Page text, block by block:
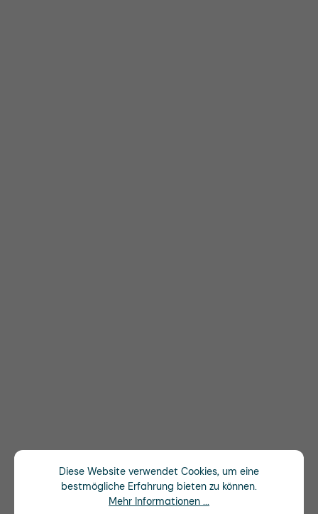
Diese Website verwendet Cookies, um eine
bestmögliche Erfahrung bieten zu können.
Mehr Informationen ...